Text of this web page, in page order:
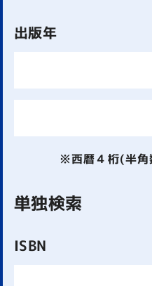
出版年
※西暦４桁(半角
単独検索
ISBN